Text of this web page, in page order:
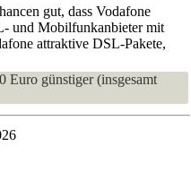
gut, dass Vodafone
und Mobilfunkanbieter mit
attraktive DSL-Pakete,
Euro günstiger (insgesamt